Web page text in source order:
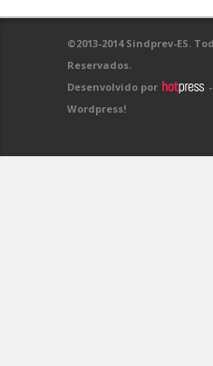
©2013-2014 Sindprev-ES.
Reservados.
Desenvolvido por
Wordpress!